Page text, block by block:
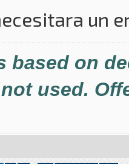
un
based on
used.